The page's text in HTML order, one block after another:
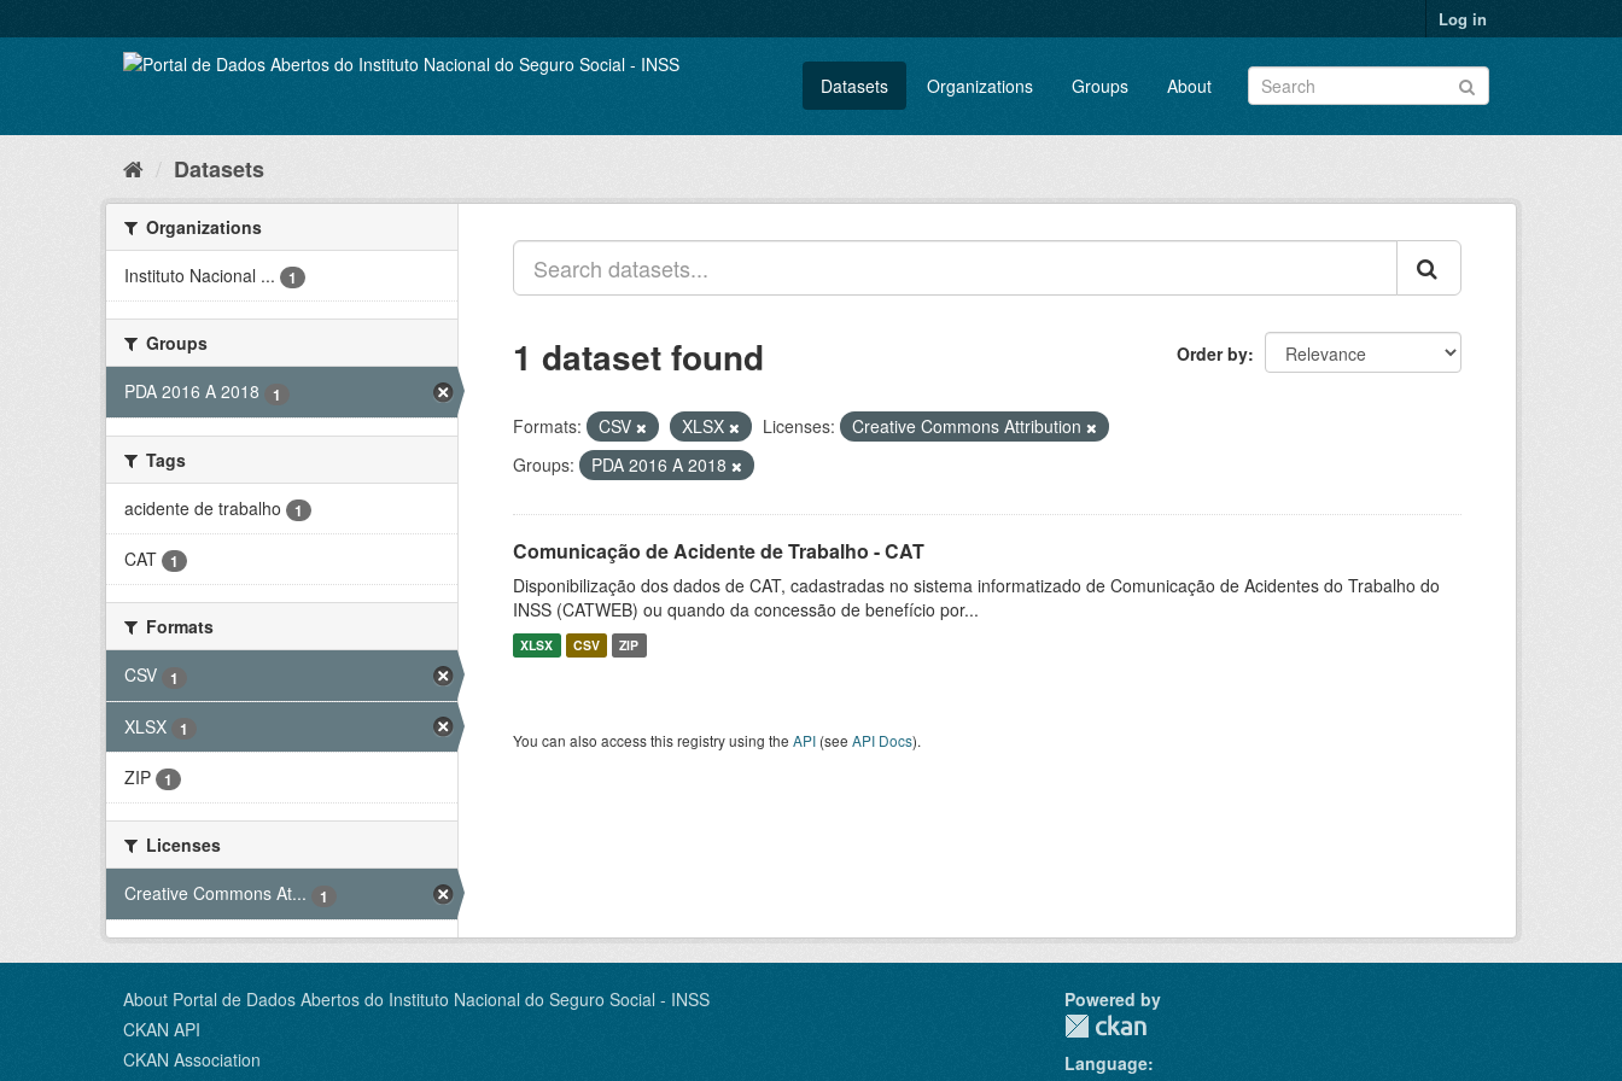
to
Log in
Datasets Organizations Groups About
Datasets
Organizations
Instituto Nacional ...
1
Groups
PDA 2016 A 2018
1
Tags
acidente de trabalho
1
CAT 1
Formats
CSV
1
XLSX 1
ZIP 1
Licenses
Creative Commons At...
1
Order by
1 dataset found
Formats: CSV XLSX Licenses:
Creative Commons Attribution
Groups:
PDA 2016 A 2018
Comunicação de Acidente de Trabalho - CAT
Disponibilização dos dados de CAT, cadastradas no sistema informatizado de Comunicação de Acidentes do Trabalho do
INSS (CATWEB) ou quando da concessão de benefício por...
XLSX CSV ZIP
You can also access this registry using the API (see API Docs).
About Portal de Dados Abertos do Instituto Nacional do Seguro Social - INSS
CKAN API
CKAN Association
Powered by
Language